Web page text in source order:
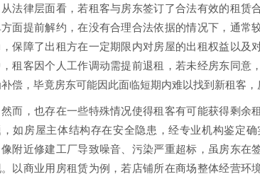
律层面看，若租客与房东签订了合法有效的租赁
面提前解约，在没有合理合法依据的情况下，通常
保障了出租方在一定期限内对房屋的出租权益以
租客因个人工作调动需提前退租，若未经房东同意
偿，毕竟房东可能因此面临短期内难以找到新租客，
，也存在一些特殊情况使得租客有可能获得剩余
，如房屋主体结构存在安全隐患，经专业机构鉴定
附近修建工厂导致噪音、污染严重超标，虽房东
以商业用房租赁为例，若店铺所在商场整体经营